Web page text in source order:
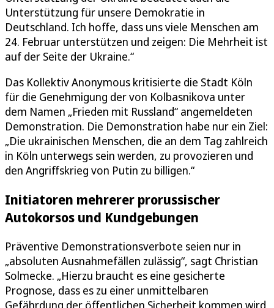
Unterstützung für unsere Demokratie in
Deutschland. Ich hoffe, dass uns viele Menschen am
24. Februar unterstützen und zeigen: Die Mehrheit ist
auf der Seite der Ukraine.“
Das Kollektiv Anonymous kritisierte die Stadt Köln
für die Genehmigung der von Kolbasnikova unter
dem Namen „Frieden mit Russland“ angemeldeten
Demonstration. Die Demonstration habe nur ein Ziel:
„Die ukrainischen Menschen, die an dem Tag zahlreich
in Köln unterwegs sein werden, zu provozieren und
den Angriffskrieg von Putin zu billigen.“
Initiatoren mehrerer prorussischer
Autokorsos und Kundgebungen
Präventive Demonstrationsverbote seien nur in
„absoluten Ausnahmefällen zulässig“, sagt Christian
Solmecke. „Hierzu braucht es eine gesicherte
Prognose, dass es zu einer unmittelbaren
Gefährdung der öffentlichen Sicherheit kommen wird,